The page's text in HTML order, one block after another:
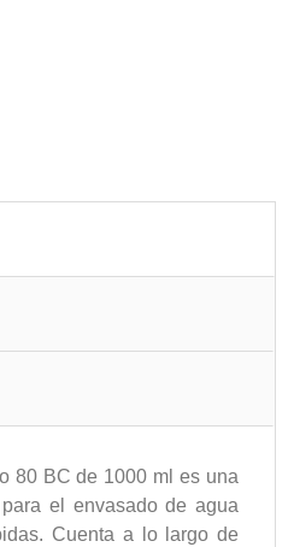
80 BC de 1000 ml es una
el envasado de agua
Cuenta a lo largo de